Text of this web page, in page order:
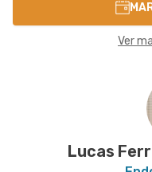
Ver
Lucas